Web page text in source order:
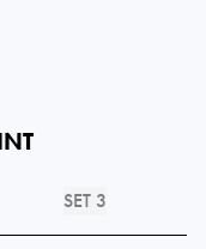
SET 3